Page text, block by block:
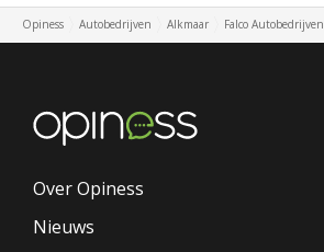
Opiness Autobedrijven Alkmaar Falco Autobedrijven
Over Opiness
Nieuws